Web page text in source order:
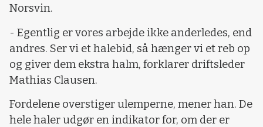
Norsvin.
- Egentlig er vores arbejde ikke anderledes, end
andres. Ser vi et halebid, så hænger vi et reb op
og giver dem ekstra halm, forklarer driftsleder
Mathias Clausen.
Fordelene overstiger ulemperne, mener han. De
hele haler udgør en indikator for, om der er